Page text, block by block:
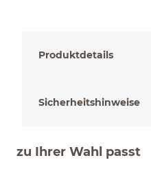
Produktdetails
Sicherheitshinweise
zu Ihrer Wahl passt